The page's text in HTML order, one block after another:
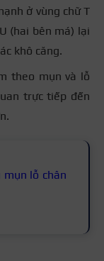
ở vùng chữ T
(hai bên má) lại
khô căng.
theo mụn và lỗ
trực tiếp đến
mụn lỗ chân